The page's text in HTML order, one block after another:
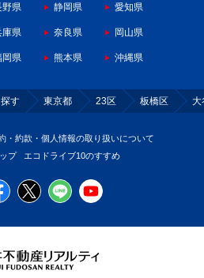
野県 静岡県 愛知県
庫県 奈良県 岡山県
岡県 熊本県 沖縄県
す 東京都 23区 板橋区 大
・約款・個人情報の取り扱いについて
プ エコドライブ10のすすめ